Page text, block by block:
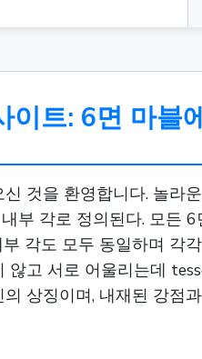
이트: 6면 마블
것을 환영합니다. 놀라
부 각로 정의된다. 모든
각도 모두 동일하며 각
않고 서로 어울리는데
상징이며, 내재된 강점